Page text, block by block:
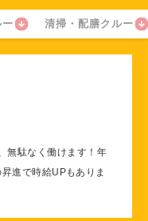
清掃・配膳クルー
無駄なく働けます！年
進で時給UPもありま